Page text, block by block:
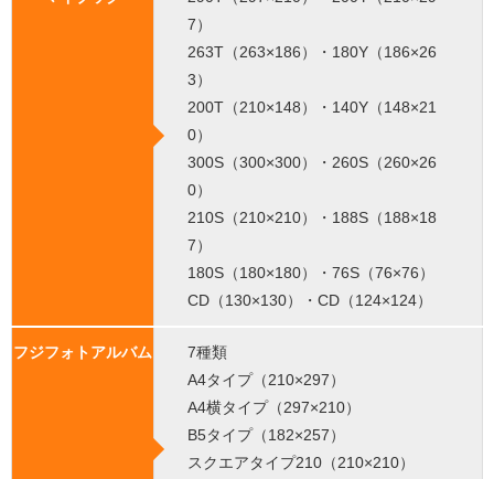
7）
263T（263×186）・180Y（186×26
3）
200T（210×148）・140Y（148×21
0）
300S（300×300）・260S（260×26
0）
210S（210×210）・188S（188×18
7）
180S（180×180）・76S（76×76）
CD（130×130）・CD（124×124）
フジフォトアルバム
7種類
A4タイプ（210×297）
A4横タイプ（297×210）
B5タイプ（182×257）
スクエアタイプ210（210×210）